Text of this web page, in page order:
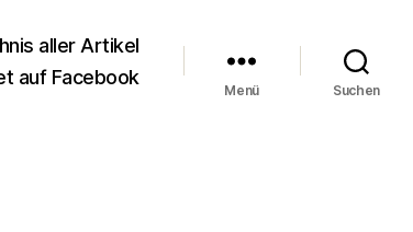
aller Artikel
auf Facebook
Menü Suchen